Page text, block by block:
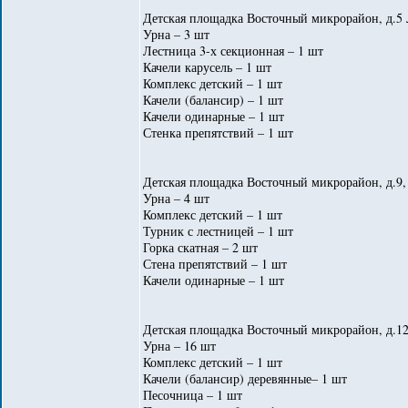
Детская площадка Восточный микрорайон,
Урна – 3 шт
Лестница 3-х секционная – 1 шт
Качели карусель – 1 шт
Комплекс детский – 1 шт
Качели (балансир) – 1 шт
Качели одинарные – 1 шт
Стенка препятствий – 1 шт
Детская площадка Восточный микрорайон,
Урна – 4 шт
Комплекс детский – 1 шт
Турник с лестницей – 1 шт
Горка скатная – 2 шт
Стена препятствий – 1 шт
Качели одинарные – 1 шт
Детская площадка Восточный микрорайон,
Урна – 16 шт
Комплекс детский – 1 шт
Качели (балансир) деревянные– 1 шт
Песочница – 1 шт